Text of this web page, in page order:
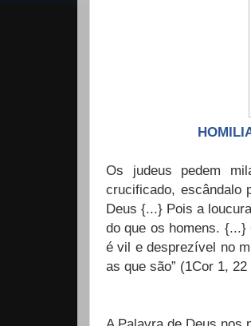
HOMILIA DO 6°
Os judeus pedem
crucificado, escândalo
Deus {...} Pois a
do que os homens.
é vil e desprezível no
as que são” (1Cor 1,